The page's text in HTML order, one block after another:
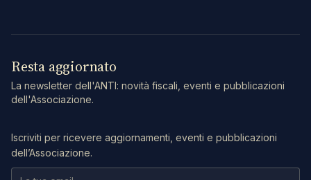
Resta aggiornato
La newsletter dell'ANTI: novità fiscali, eventi e pubblicazioni
dell'Associazione.
Iscriviti per ricevere aggiornamenti, eventi e pubblicazioni
dell’Associazione.